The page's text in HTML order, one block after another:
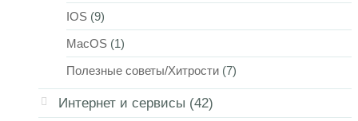
IOS (9)
MacOS (1)
Полезные советы/Хитрости (7)
Интернет и сервисы (42)